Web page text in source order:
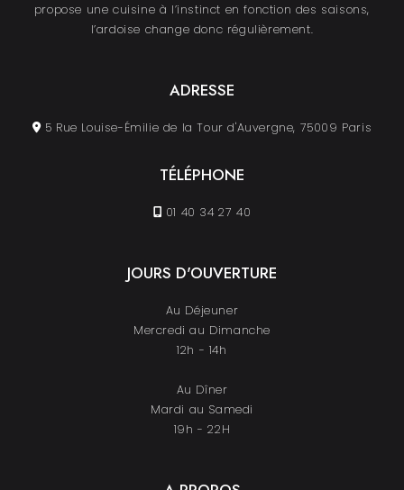
propose une cuisine à l’instinct en fonction des saisons,
l’ardoise change donc régulièrement.
ADRESSE
5 Rue Louise-Émilie de la Tour d'Auvergne, 75009 Paris
TÉLÉPHONE
01 40 34 27 40
JOURS D'OUVERTURE
Au Déjeuner
Mercredi au Dimanche
12h - 14h
Au Dîner
Mardi au Samedi
19h - 22H